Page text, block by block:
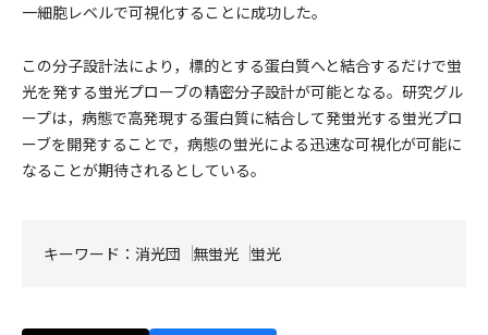
一細胞レベルで可視化することに成功した。
この分子設計法により，標的とする蛋白質へと結合するだけで蛍
光を発する蛍光プローブの精密分子設計が可能となる。研究グル
ープは，病態で高発現する蛋白質に結合して発蛍光する蛍光プロ
ーブを開発することで，病態の蛍光による迅速な可視化が可能に
なることが期待されるとしている。
キーワード： 消光団 無蛍光 蛍光